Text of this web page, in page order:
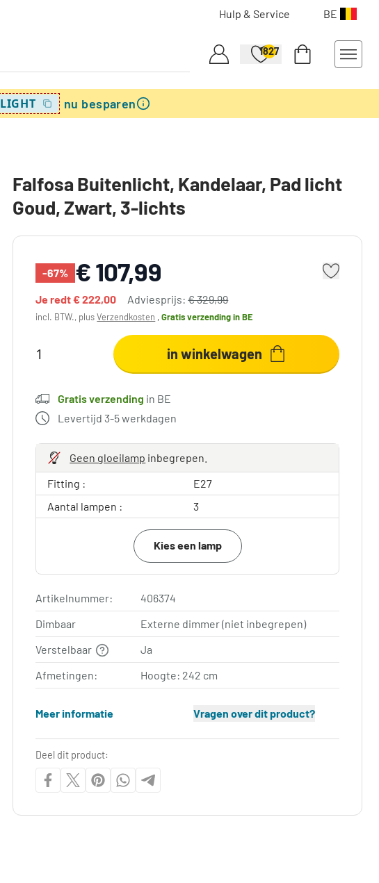
Hulp & Service BE
1827
LIGHT nu besparen
Falfosa Buitenlicht, Kandelaar, Pad licht
Goud, Zwart, 3-lichts
-67% € 107,99
Je redt€ 222,00 Adviesprijs:€ 329,99
incl. BTW., plusVerzendkosten ,Gratis verzendingin BE
in winkelwagen
Gratis verzending in BE
Levertijd 3-5 werkdagen
Geen gloeilamp inbegrepen.
Fitting :
E27
Aantal lampen :
3
Kies een lamp
Artikelnummer:
406374
Dimbaar
Externe dimmer (niet inbegrepen)
Verstelbaar
Ja
Afmetingen:
Hoogte: 242 cm
Meer informatie Vragen over dit product?
Deel dit product: